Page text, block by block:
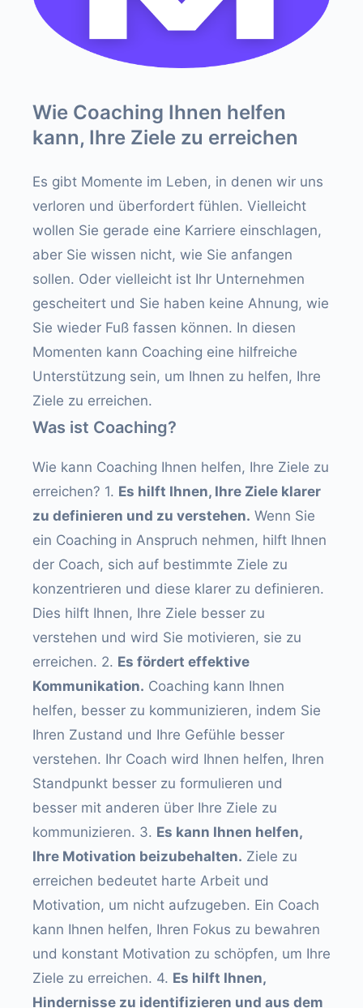
Wie Coaching Ihnen helfen
kann, Ihre Ziele zu erreichen
Es gibt Momente im Leben, in denen wir uns
verloren und überfordert fühlen. Vielleicht
wollen Sie gerade eine Karriere einschlagen,
aber Sie wissen nicht, wie Sie anfangen
sollen. Oder vielleicht ist Ihr Unternehmen
gescheitert und Sie haben keine Ahnung, wie
Sie wieder Fuß fassen können. In diesen
Momenten kann Coaching eine hilfreiche
Unterstützung sein, um Ihnen zu helfen, Ihre
Ziele zu erreichen.
Was ist Coaching?
Wie kann Coaching Ihnen helfen, Ihre Ziele zu
erreichen? 1. Es hilft Ihnen, Ihre Ziele klarer
zu definieren und zu verstehen. Wenn Sie
ein Coaching in Anspruch nehmen, hilft Ihnen
der Coach, sich auf bestimmte Ziele zu
konzentrieren und diese klarer zu definieren.
Dies hilft Ihnen, Ihre Ziele besser zu
verstehen und wird Sie motivieren, sie zu
erreichen. 2. Es fördert effektive
Kommunikation. Coaching kann Ihnen
helfen, besser zu kommunizieren, indem Sie
Ihren Zustand und Ihre Gefühle besser
verstehen. Ihr Coach wird Ihnen helfen, Ihren
Standpunkt besser zu formulieren und
besser mit anderen über Ihre Ziele zu
kommunizieren. 3. Es kann Ihnen helfen,
Ihre Motivation beizubehalten. Ziele zu
erreichen bedeutet harte Arbeit und
Motivation, um nicht aufzugeben. Ein Coach
kann Ihnen helfen, Ihren Fokus zu bewahren
und konstant Motivation zu schöpfen, um Ihre
Ziele zu erreichen. 4. Es hilft Ihnen,
Hindernisse zu identifizieren und aus dem